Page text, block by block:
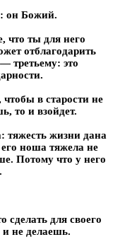
он Божий.
что ты для него
отблагодарить
третьему: это
в старости не
то и взойдет.
тяжесть жизни дана
ноша тяжела не
Потому что у него
сделать для своего
не делаешь.